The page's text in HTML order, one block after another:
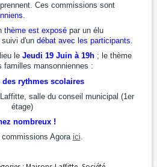
Ces commissions sont
.
thème est exposépar un élu
d'un débat avec les participants.
le Jeudi 19 Juin à 19h ; le thème
familles mansonniennes :
des rythmes scolaires
salle du conseil municipal (1er
étage)
nombreux !
Agora ici